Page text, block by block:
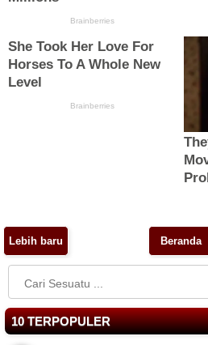
Lebih baru Beranda
10 TERPOPULER